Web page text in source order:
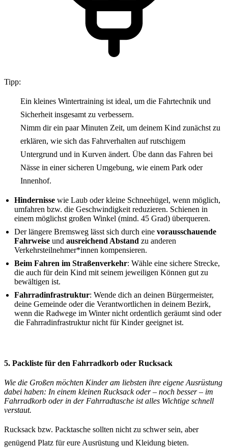
Tipp:
Ein kleines Wintertraining ist ideal, um die Fahrtechnik und
Sicherheit insgesamt zu verbessern.
Nimm dir ein paar Minuten Zeit, um deinem Kind zunächst zu
erklären, wie sich das Fahrverhalten auf rutschigem
Untergrund und in Kurven ändert. Übe dann das Fahren bei
Nässe in einer sicheren Umgebung, wie einem Park oder
Innenhof.
Hindernisse wie Laub oder kleine Schneehügel, wenn möglich,
umfahren bzw. die Geschwindigkeit reduzieren. Schienen in
einem möglichst großen Winkel (mind. 45 Grad) überqueren.
Der längere Bremsweg lässt sich durch eine vorausschauende
Fahrweise und ausreichend Abstand zu anderen
Verkehrsteilnehmer*innen kompensieren.
Beim Fahren im Straßenverkehr: Wähle eine sichere Strecke,
die auch für dein Kind mit seinem jeweiligen Können gut zu
bewältigen ist.
Fahrradinfrastruktur: Wende dich an deinen Bürgermeister,
deine Gemeinde oder die Verantwortlichen in deinem Bezirk,
wenn die Radwege im Winter nicht ordentlich geräumt sind oder
die Fahrradinfrastruktur nicht für Kinder geeignet ist.
5. Packliste für den Fahrradkorb oder Rucksack
Wie die Großen möchten Kinder am liebsten ihre eigene Ausrüstung
dabei haben: In einem kleinen Rucksack oder – noch besser – im
Fahrradkorb oder in der Fahrradtasche ist alles Wichtige schnell
verstaut.
Rucksack bzw. Packtasche sollten nicht zu schwer sein, aber
genügend Platz für eure Ausrüstung und Kleidung bieten.